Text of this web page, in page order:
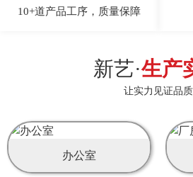
10+道产品工序，质量保障
新艺·生产
让实力见证品质
办公室